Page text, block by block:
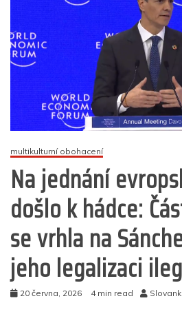
multikulturní obohacení
Na jednání
došlo k hádce:
se vrhla na
jeho legalizaci
20 června, 2026 4 min read